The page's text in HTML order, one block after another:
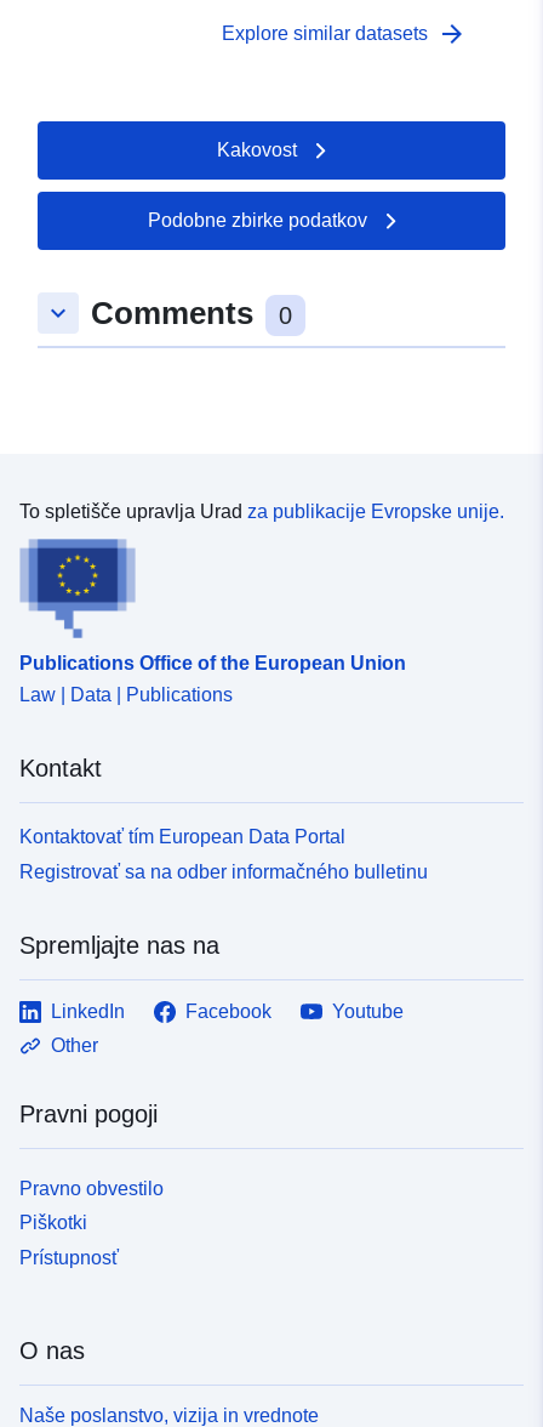
Explore similar datasets arrow_forward
Kakovost
Podobne zbirke podatkov
keyboard_arrow_down Comments 0
To spletišče upravlja Urad za publikacije Evropske unije.
Publications Office of the European Union
Law | Data | Publications
Kontakt
Kontaktovať tím European Data Portal
Registrovať sa na odber informačného bulletinu
Spremljajte nas na
LinkedIn Facebook
Youtube
Other
Pravni pogoji
Pravno obvestilo
Piškotki
Prístupnosť
O nas
Naše poslanstvo, vizija in vrednote